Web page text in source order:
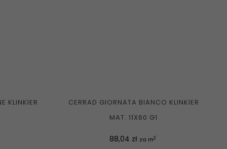
KLINKIER
CERRAD GIORNATA BIANCO KLINKIER
MAT. 11X60 G1
Cena
88,04 zł za m2